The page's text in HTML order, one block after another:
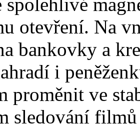
spolehlivé
otevření. Na
bankovky a
i
proměnit ve
sledování